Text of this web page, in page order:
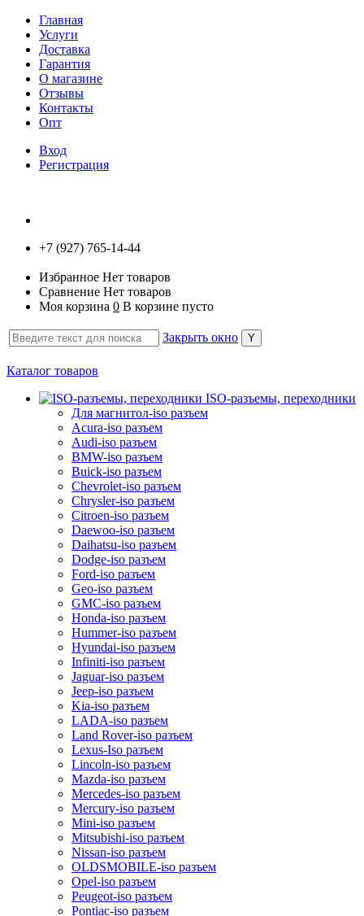
Главная
Услуги
Доставка
Гарантия
О магазине
Отзывы
Контакты
Опт
Вход
Регистрация
+7 (927) 765-14-44
Избранное Нет товаров
Сравнение Нет товаров
Моя корзина 0 В корзине пусто
Закрыть окно
Каталог товаров
ISO-разъемы, переходники
Для магнитол-iso разъем
Acura-iso разъем
Audi-iso разъем
BMW-iso разъем
Buick-iso разъем
Chevrolet-iso разъем
Chrysler-iso разъем
Citroen-iso разъем
Daewoo-iso разъем
Daihatsu-iso разъем
Dodge-iso разъем
Ford-iso разъем
Geo-iso разъем
GMC-iso разъем
Honda-iso разъем
Hummer-iso разъем
Hyundai-iso разъем
Infiniti-iso разъем
Jaguar-iso разъем
Jeep-iso разъем
Kia-iso разъем
LADA-iso разъем
Land Rover-iso разъем
Lexus-Iso разъем
Lincoln-iso разъем
Mazda-iso разъем
Mercedes-iso разъем
Mercury-iso разъем
Mini-iso разъем
Mitsubishi-iso разъем
Nissan-iso разъем
OLDSMOBILE-iso разъем
Opel-iso разъем
Peugeot-iso разъем
Pontiac-iso разъем